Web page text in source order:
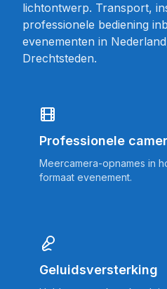
lichtontwerp. Transport,
professionele bediening
evenementen in
Drechtsteden.
Professionele
Meercamera-opnames in
formaat evenement.
Geluidsversterking